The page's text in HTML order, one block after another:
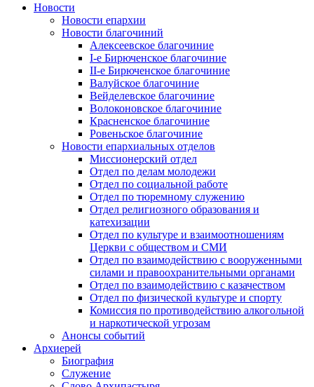
Новости
Новости епархии
Новости благочиний
Алексеевское благочиние
I-е Бирюченское благочиние
II-е Бирюченское благочиние
Валуйское благочиние
Вейделевское благочиние
Волоконовское благочиние
Красненское благочиние
Ровеньское благочиние
Новости епархиальных отделов
Миссионерский отдел
Отдел по делам молодежи
Отдел по социальной работе
Отдел по тюремному служению
Отдел религиозного образования и
катехизации
Отдел по культуре и взаимоотношениям
Церкви с обществом и СМИ
Отдел по взаимодействию с вооруженными
силами и правоохранительными органами
Отдел по взаимодействию с казачеством
Отдел по физической культуре и спорту
Комиссия по противодействию алкогольной
и наркотической угрозам
Анонсы событий
Архиерей
Биография
Служение